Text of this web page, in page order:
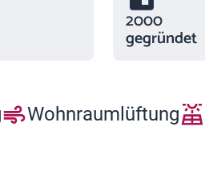
2000
gegründet
Wohnraumlüftung